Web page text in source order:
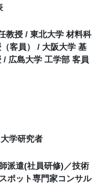
教授 / 東北大学 材料科
客員） / 大阪大学 基
広島大学 工学部 客員
学研究者
派遣(社員研修)／技術
ポット専門家コンサル